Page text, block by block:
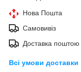
Нова Пошта
Самовивіз
Доставка поштою
Всі умови доставки